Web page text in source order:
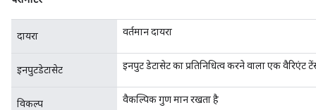
दायरा वर्तमान दायरा
इनपुटडेटासेट इनपुट डेटासेट का प्रतिनिधित्व करने वाला एक वैरिएंट
विकल्प वैकल्पिक गुण मान रखता है